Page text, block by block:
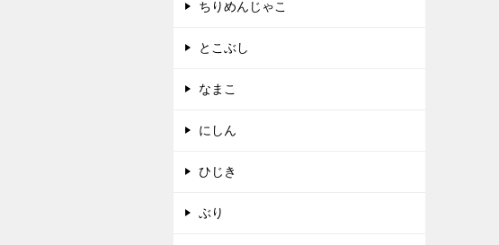
ちりめんじゃこ
とこぶし
なまこ
にしん
ひじき
ぶり